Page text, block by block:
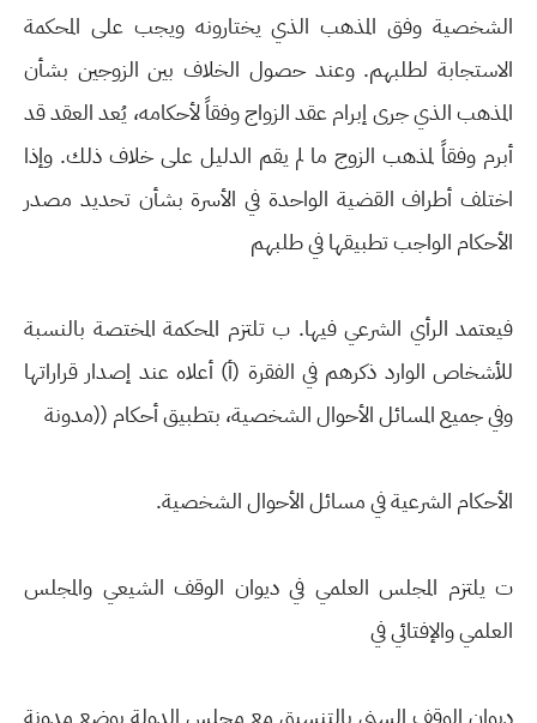
الشخصية وفق المذهب الذي يختارونه ويجب على المحكمة
الاستجابة لطلبهم. وعند حصول الخلاف بين الزوجين بشأن
المذهب الذي جرى إبرام عقد الزواج وفقاً لأحكامه، يُعد العقد قد
أبرم وفقاً لمذهب الزوج ما لم يقم الدليل على خلاف ذلك. وإذا
اختلف أطراف القضية الواحدة في الأسرة بشأن تحديد مصدر
الأحكام الواجب تطبيقها في طلبهم
فيعتمد الرأي الشرعي فيها. ب تلتزم المحكمة المختصة بالنسبة
للأشخاص الوارد ذكرهم في الفقرة (أ) أعلاه عند إصدار قراراتها
وفي جميع المسائل الأحوال الشخصية، بتطبيق أحكام ((مدونة
الأحكام الشرعية في مسائل الأحوال الشخصية.
ت يلتزم المجلس العلمي في ديوان الوقف الشيعي والمجلس
العلمي والإفتائي في
ديوان الوقف السني بالتنسيق مع مجلس الدولة بوضع مدونة